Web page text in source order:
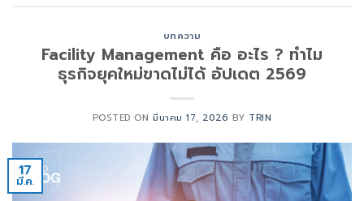
บทความ
Facility Management คือ อะไร ? ทำไม
ธุรกิจยุคใหม่ขาดไม่ได้ อัปเดต 2569
POSTED ONมีนาคม 17, 2026 BY TRIN
17
มี.ค.